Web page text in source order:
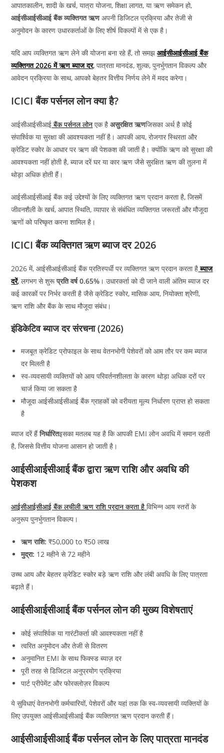
आपातकालीन, शादी के खर्च, यात्रा योजना, शिक्षा लागत, या ऋण समेकन हो,
आईसीआईसीआई बैंक व्यक्तिगत ऋणअपनी डिजिटल प्रक्रिया और तेजी से
अनुमोदन के कारण उधारकर्ताओं के लिए शीर्ष विकल्पों में से एक है।
यदि आप व्यक्तिगत ऋण लेने की योजना बना रहे हैं, तो समझआईसीआईसीआई बैंक
व्यक्तिगत 2026 में ऋण ब्याज दर, पात्रता मानदंड, शुल्क, पुनर्भुगतान विकल्प और
आवेदन प्रक्रिया के साथ, आपको बेहतर वित्तीय निर्णय लेने में मदद करेगा।
ICICI बैंक पर्सनल लोन क्या है?
आईसीआईसीआई बैंक पर्सनल लोन एक हैअसुरक्षित ऋणजिसका अर्थ है कोई
संपार्श्विक या सुरक्षा की आवश्यकता नहीं है। आपकी आय, रोजगार स्थिरता और
क्रेडिट स्कोर के आधार पर ऋण की पेशकश की जाती है। क्योंकि ऋण को सुरक्षा की
आवश्यकता नहीं होती है, ब्याज दरें घर या कार ऋण जैसे सुरक्षित ऋण की तुलना में
थोड़ा अधिक होती हैं।
आईसीआईसीआई बैंक कई उद्देश्यों के लिए व्यक्तिगत ऋण प्रदान करता है, जिसमें
जीवनशैली के खर्च, आपात स्थिति, व्यापार से संबंधित व्यक्तिगत जरूरतों और मौजूदा
ऋणों को परिष्कृत करना शामिल है।
ICICI बैंक व्यक्तिगत ऋण ब्याज दर 2026
2026 में, आईसीआईसीआई बैंक प्रतिस्पर्धी पर व्यक्तिगत ऋण प्रदान करता हैब्याज
दरें, लगभग से शुरूप्रति वर्ष 0.65% । उधारकर्ता को दी जाने वाली अंतिम ब्याज दर
कई कारकों पर निर्भर करती है जैसे क्रेडिट स्कोर, मासिक आय, नियोक्ता श्रेणी,
ऋण राशि और बैंक के साथ मौजूदा संबंध।
इंडिकेटिव ब्याज दर संरचना (2026)
मजबूत क्रेडिट प्रोफाइल के साथ वेतनभोगी पेशेवरों को आम तौर पर कम ब्याज
दर मिलती है
स्व-व्यवसायी व्यक्तियों को आय परिवर्तनशीलता के कारण थोड़ा अधिक दरों पर
चार्ज किया जा सकता है
मौजूदा आईसीआईसीआई बैंक ग्राहकों को वरीयता मूल्य निर्धारण प्राप्त हो सकता
है
ब्याज दरें हैंनिर्धारितइसका मतलब यह है कि आपकी EMI लोन अवधि में समान रहती
है, जिससे वित्तीय योजना आसान हो जाती है।
आईसीआईसीआई बैंक द्वारा ऋण राशि और अवधि की
पेशकश
आईसीआईसीआई बैंक लचीली ऋण राशि प्रदान करता हैविभिन्न आय स्तरों के
अनुरूप पुनर्भुगतान विकल्प।
ऋण राशि: ₹50,000 to ₹50 लाख
मुद्रा: 12 महीने से 72 महीने
उच्च आय और बेहतर क्रेडिट स्कोर बड़े ऋण राशि और लंबी अवधि के लिए पात्रता
बढ़ाते हैं।
आईसीआईसीआई बैंक पर्सनल लोन की मुख्य विशेषताएं
कोई संपार्श्विक या गारंटीकर्ता की आवश्यकता नहीं है
त्वरित अनुमोदन और तेजी से वितरण
अनुमानित EMI के साथ फिक्स्ड ब्याज़ दर
पूरी तरह से डिजिटल अनुप्रयोग प्रक्रिया
पार्ट प्रीपेमेंट और फोरक्लोज़र विकल्प
ये सुविधाएं वेतनभोगी कर्मचारियों, पेशेवरों और यहां तक कि स्व-व्यवसायी व्यक्तियों के
लिए उपयुक्त आईसीआईसीआई बैंक व्यक्तिगत ऋण प्रदान करती हैं।
आईसीआईसीआई बैंक पर्सनल लोन के लिए पात्रता मानदंड